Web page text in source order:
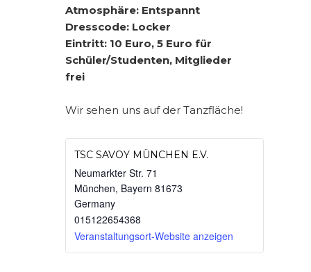
Atmosphäre: Entspannt
Dresscode: Locker
Eintritt: 10 Euro, 5 Euro für
Schüler/Studenten, Mitglieder
frei
Wir sehen uns auf der Tanzfläche!
TSC SAVOY MÜNCHEN E.V.
Neumarkter Str. 71
München, Bayern 81673
Germany
015122654368
Veranstaltungsort-Website anzeigen